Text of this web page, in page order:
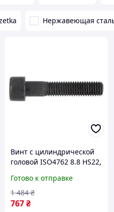
Нержавеющая
Винт с цилиндрической
головой ISO4762 8.8 HS22,
WURTH ( арт. 00823070 )
Готово к отправке
767₴
1 484 ₴